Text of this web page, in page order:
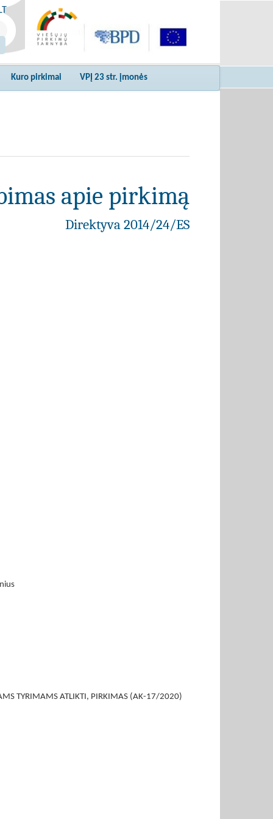
LT
Kuro pirkimai VPĮ 23 str. įmonės
apie pirkimą
Direktyva 2014/24/ES
TYRIMAMS ATLIKTI, PIRKIMAS (AK-17/2020)